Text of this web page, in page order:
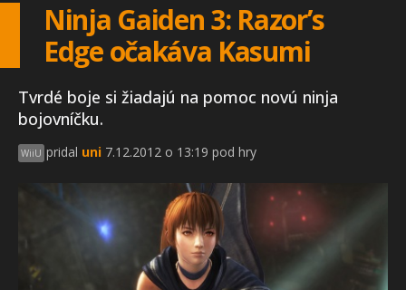
Ninja Gaiden 3: Razor’s
Edge očakáva Kasumi
Tvrdé boje si žiadajú na pomoc novú ninja
bojovníčku.
WiiU pridal uni 7.12.2012 o 13:19 pod hry